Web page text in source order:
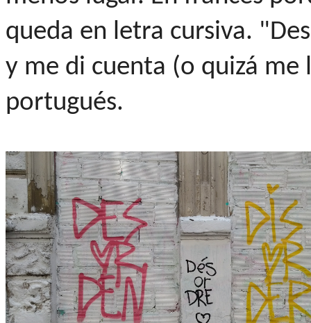
queda en letra cursiva.
y me di cuenta (o quizá
portugués.